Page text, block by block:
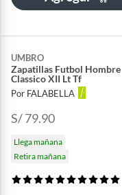
UMBRO
Zapatillas Futbol Hombre
Classico XII Lt Tf
Por FALABELLA
S/ 79.90
Llega mañana
Retira mañana